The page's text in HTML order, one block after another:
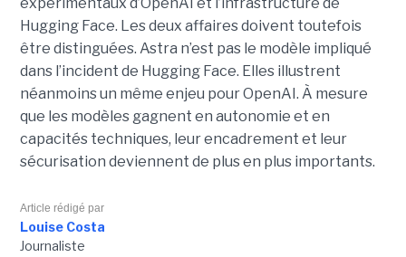
Hugging Face. Les deux affaires doivent toutefois
être distinguées. Astra n’est pas le modèle impliqué
dans l’incident de Hugging Face. Elles illustrent
néanmoins un même enjeu pour OpenAI. À mesure
que les modèles gagnent en autonomie et en
capacités techniques, leur encadrement et leur
sécurisation deviennent de plus en plus importants.
Article rédigé par
Louise Costa
Journaliste